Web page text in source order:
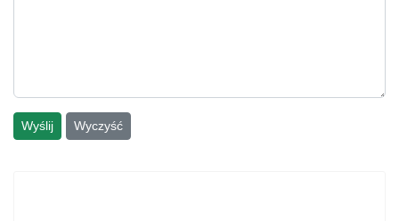
Wyślij Wyczyść